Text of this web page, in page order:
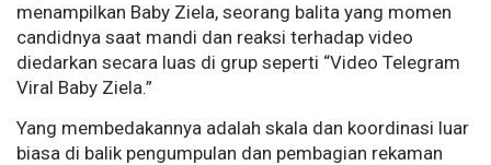
menampilkan Baby Ziela, seorang balita yang momen
candidnya saat mandi dan reaksi terhadap video
diedarkan secara luas di grup seperti “Video Telegram
Viral Baby Ziela.”
Yang membedakannya adalah skala dan koordinasi luar
biasa di balik pengumpulan dan pembagian rekaman